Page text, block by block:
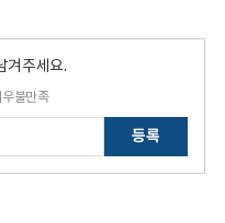
겨주세요.
우불만족
등록